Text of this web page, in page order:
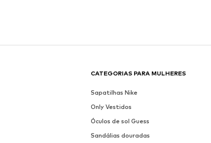
CATEGORIAS PARA MULHERES
Sapatilhas Nike
Only Vestidos
Óculos de sol Guess
Sandálias douradas